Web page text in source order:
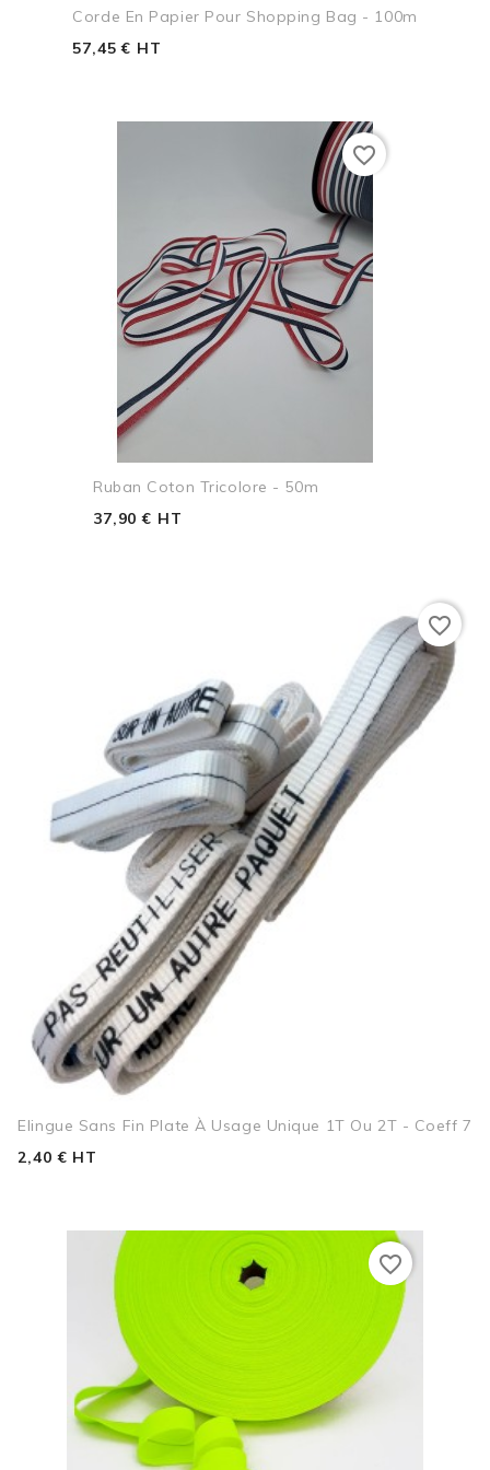
Corde En Papier Pour Shopping Bag - 100m
57,45 € HT
Ruban Coton Tricolore - 50m
37,90 € HT
favorite_border
Elingue Sans Fin Plate À Usage Unique 1T Ou 2T - Coeff 7
2,40 € HT
favorite_border
favorite_border